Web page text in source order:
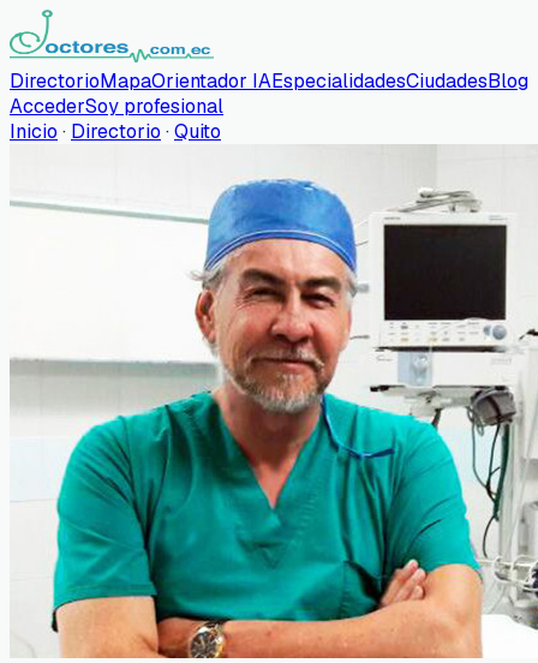
DirectorioMapaOrientador IAEspecialidadesCiudadesBlog
AccederSoy profesional
Inicio · Directorio ·Quito